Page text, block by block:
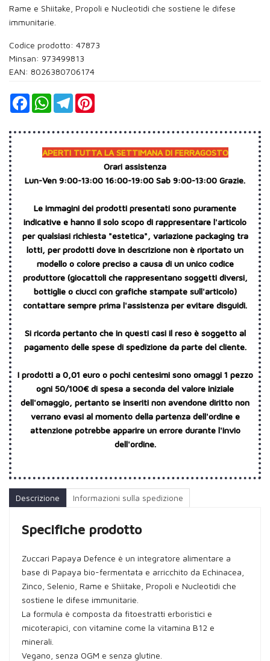
Rame e Shiitake, Propoli e Nucleotidi che sostiene le difese
immunitarie.
Codice prodotto: 47873
Minsan: 973499813
EAN: 8026380706174
FacebookWhatsAppTelegram
APERTI TUTTA LA SETTIMANA DI FERRAGOSTO
Orari assistenza
Lun-Ven 9:00-13:00 16:00-19:00 Sab 9:00-13:00 Grazie.
Le immagini dei prodotti presentati sono puramente
indicative e hanno il solo scopo di rappresentare l'articolo
per qualsiasi richiesta "estetica", variazione packaging tra
lotti, per prodotti dove in descrizione non è riportato un
modello o colore preciso a causa di un unico codice
produttore (giocattoli che rappresentano soggetti diversi,
bottiglie o ciucci con grafiche stampate sull'articolo)
contattare sempre prima l'assistenza per evitare disguidi.
Si ricorda pertanto che in questi casi il reso è soggetto al
pagamento delle spese di spedizione da parte del cliente.
I prodotti a 0,01 euro o pochi centesimi sono omaggi 1 pezzo
ogni 50/100€ di spesa a seconda del valore iniziale
dell'omaggio, pertanto se inseriti non avendone diritto non
verrano evasi al momento della partenza dell'ordine e
attenzione potrebbe apparire un errore durante l'invio
dell'ordine.
Descrizione Informazioni sulla spedizione
Specifiche prodotto
Zuccari Papaya Defence è un integratore alimentare a
base di Papaya bio-fermentata e arricchito da Echinacea,
Zinco, Selenio, Rame e Shiitake, Propoli e Nucleotidi che
sostiene le difese immunitarie.
La formula è composta da fitoestratti erboristici e
micoterapici, con vitamine come la vitamina B12 e
minerali.
Vegano, senza OGM e senza glutine.